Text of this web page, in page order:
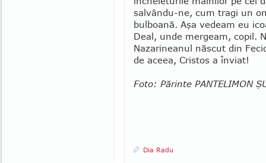
salvându-ne, cum tragi un
bulboană. Aşa vedeam eu
Deal, unde mergeam, copil.
Nazarineanul născut din
de aceea, Cristos a înviat!
Foto: Părinte PANTELIMON
Dia Radu